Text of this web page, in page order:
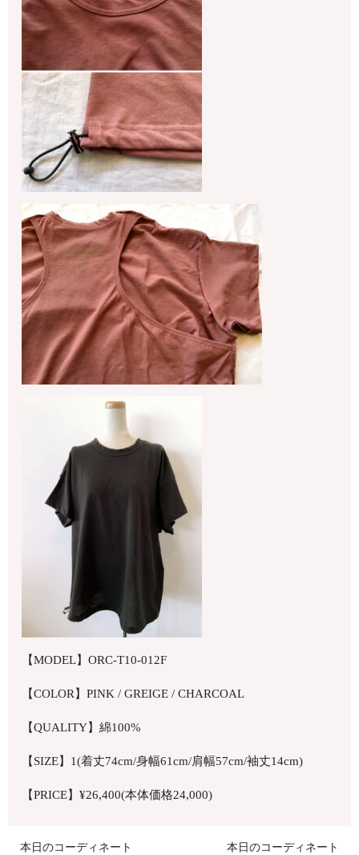
【MODEL】ORC-T10-012F
【COLOR】PINK / GREIGE / CHARCOAL
【QUALITY】綿100%
【SIZE】1(着丈74cm/身幅61cm/肩幅57cm/袖丈14cm)
【PRICE】¥26,400(本体価格24,000)
本日のコーディネート 本日のコーディネート